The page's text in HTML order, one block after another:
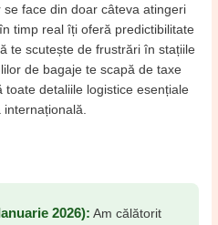
face din doar câteva atingeri
timp real îți oferă predictibilitate
te scutește de frustrări în stațiile
de bagaje te scapă de taxe
detaliile logistice esențiale
2026): Am călătorit